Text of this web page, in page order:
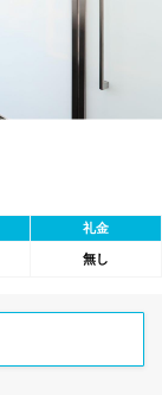
礼金
無し